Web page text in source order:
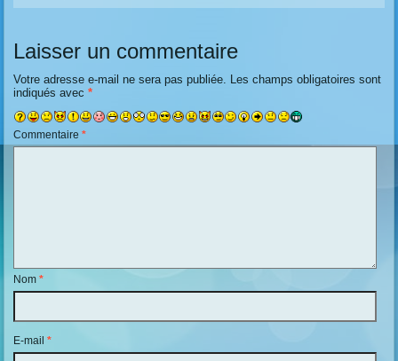
Laisser un commentaire
Votre adresse e-mail ne sera pas publiée.
Les champs obligatoires sont
indiqués avec*
Commentaire*
Nom*
E-mail*